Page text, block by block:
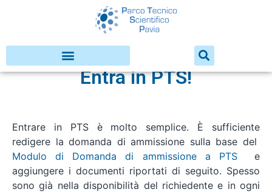
Entra in PTS!
Entrare in PTS è molto semplice. È sufficiente
redigere la domanda di ammissione sulla base del
Modulo di Domanda di ammissione a PTSe
aggiungere i documenti riportati di seguito. Spesso
sono già nella disponibilità del richiedente e in ogni